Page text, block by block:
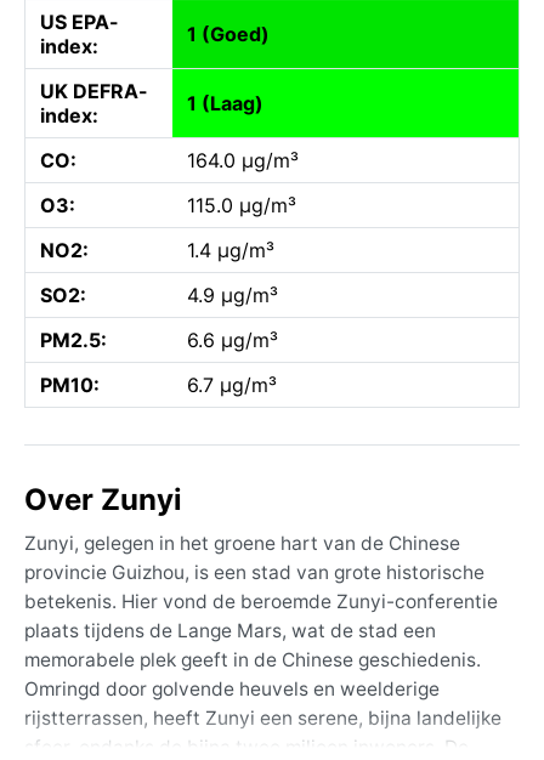
US EPA-
index:
1 (Goed)
UK DEFRA-
index:
1 (Laag)
CO:
164.0 µg/m³
O3:
115.0 µg/m³
NO2:
1.4 µg/m³
SO2:
4.9 µg/m³
PM2.5:
6.6 µg/m³
PM10:
6.7 µg/m³
Over Zunyi
Zunyi, gelegen in het groene hart van de Chinese
provincie Guizhou, is een stad van grote historische
betekenis. Hier vond de beroemde Zunyi-conferentie
plaats tijdens de Lange Mars, wat de stad een
memorabele plek geeft in de Chinese geschiedenis.
Omringd door golvende heuvels en weelderige
rijstterrassen, heeft Zunyi een serene, bijna landelijke
sfeer, ondanks de bijna twee miljoen inwoners. De